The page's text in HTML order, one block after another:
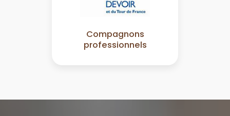
Compagnons
professionnels